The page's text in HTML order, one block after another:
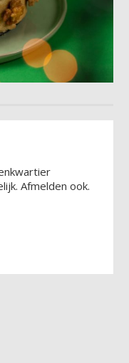
Afmelden ook.